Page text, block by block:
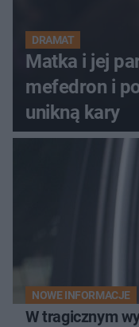
DRAMAT
Matka i jej
mefedron i
unikną kary
NOWE INFORMACJE
W tragicznym